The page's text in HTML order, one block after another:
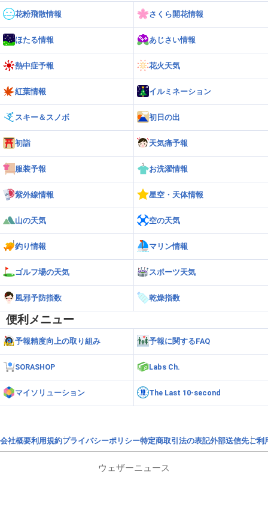
花粉飛散情報 さくら開花情報
ほたる情報 あじさい情報
熱中症予報 花火天気
紅葉情報 イルミネーション
スキー＆スノボ 初日の出
初詣 天気痛予報
服装予報 お洗濯情報
紫外線情報 星空・天体情報
山の天気 空の天気
釣り情報 マリン情報
ゴルフ場の天気 スポーツ天気
風邪予防指数 乾燥指数
便利メニュー
予報精度向上の取り組み 予報に関するFAQ
SORASHOP Labs Ch.
マイソリューション The Last 10-second
会社概要利用規約プライバシーポリシー特定商取引法の表記外部送信先ご利
ウェザーニュース